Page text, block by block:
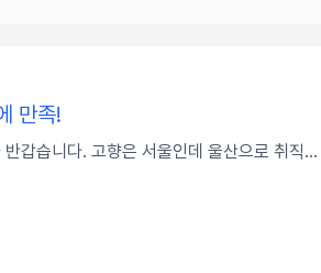
만족!
갑습니다. 고향은 서울인데 울산으로 취직...